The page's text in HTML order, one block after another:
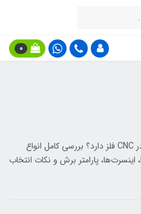
0
فرز کف‌تراش چیست و چه کاربردی در CNC فلز دارد؟ بررسی کامل انواع
کف‌تراش 45 و 90 درجه، High Feed، اینسرت‌ها، پارامتر برش و نکات انتخاب